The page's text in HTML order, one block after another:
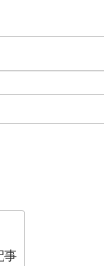
助成金申請」
事